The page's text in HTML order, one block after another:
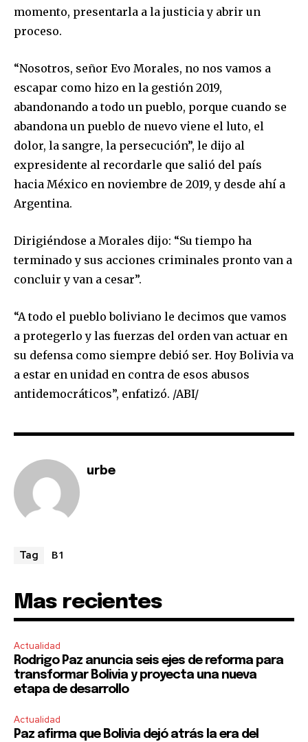
momento, presentarla a la justicia y abrir un
proceso.
“Nosotros, señor Evo Morales, no nos vamos a
escapar como hizo en la gestión 2019,
abandonando a todo un pueblo, porque cuando se
abandona un pueblo de nuevo viene el luto, el
dolor, la sangre, la persecución”, le dijo al
expresidente al recordarle que salió del país
hacia México en noviembre de 2019, y desde ahí a
Argentina.
Dirigiéndose a Morales dijo: “Su tiempo ha
terminado y sus acciones criminales pronto van a
concluir y van a cesar”.
“A todo el pueblo boliviano le decimos que vamos
a protegerlo y las fuerzas del orden van actuar en
su defensa como siempre debió ser. Hoy Bolivia va
a estar en unidad en contra de esos abusos
antidemocráticos”, enfatizó. /ABI/
urbe
Tag B1
Mas recientes
Actualidad
Rodrigo Paz anuncia seis ejes de reforma para
transformar Bolivia y proyecta una nueva
etapa de desarrollo
Actualidad
Paz afirma que Bolivia dejó atrás la era del